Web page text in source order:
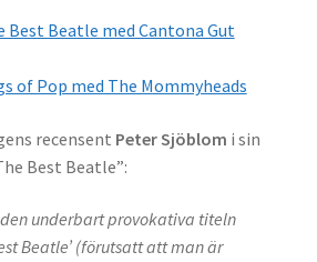
Best Beatle med Cantona Gut
of Pop med The Mommyheads
recensent Peter Sjöblom i sin
Best Beatle”:
underbart provokativa titeln
Beatle’ (förutsatt att man är